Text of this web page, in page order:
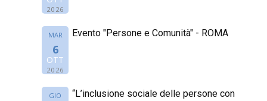
2026
MAR
6
OTT
2026
Evento "Persone e Comunità" - ROMA
GIO
“L’inclusione sociale delle persone con